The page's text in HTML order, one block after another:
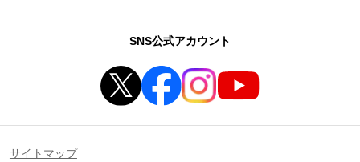
SNS公式アカウント
サイトマップ